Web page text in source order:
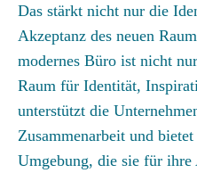
Das stärkt nicht nur die
Akzeptanz des neuen
modernes Büro ist nicht
Raum für Identität,
unterstützt die
Zusammenarbeit und
Umgebung, die sie für ihre